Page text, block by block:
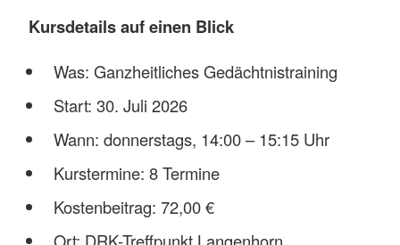
Kursdetails auf einen Blick
Was: Ganzheitliches Gedächtnistraining
Start: 30. Juli 2026
Wann: donnerstags, 14:00 – 15:15 Uhr
Kurstermine: 8 Termine
Kostenbeitrag: 72,00 €